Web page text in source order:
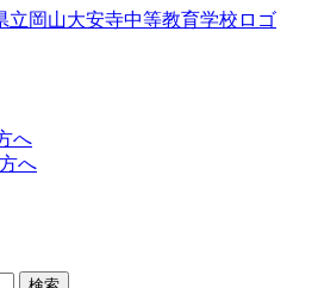
へ
へ